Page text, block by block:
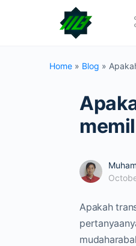
Home » Blog »
Apakah